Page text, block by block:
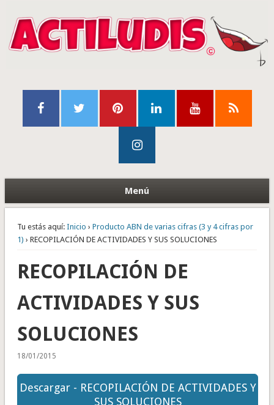
Menú
Tu estás aquí: Inicio › Producto ABN de varias cifras (3 y 4 cifras por
1) › RECOPILACIÓN DE ACTIVIDADES Y SUS SOLUCIONES
RECOPILACIÓN DE
ACTIVIDADES Y SUS
SOLUCIONES
18/01/2015
Descargar - RECOPILACIÓN DE ACTIVIDADES Y
SUS SOLUCIONES